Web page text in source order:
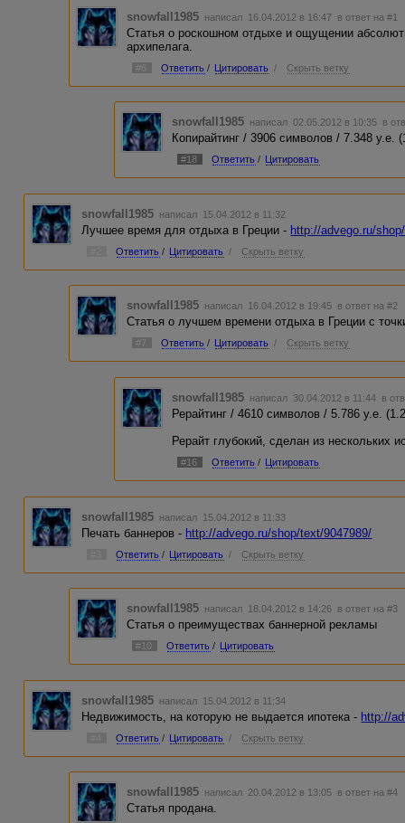
snowfall1985 написал 16.04.2012 в 16:47 в ответ на #1
Статья о роскошном отдыхе и ощущении
архипелага.
#6 Ответить / Цитировать / Скрыть ветку
snowfall1985 написал 02.05.2012 в 10:35 в
Копирайтинг / 3906 символов / 7.348 у.е.
#18 Ответить / Цитировать
snowfall1985 написал 15.04.2012 в 11:32
Лучшее время для отдыха в Греции - http://advego.ru/
Ответить / Цитировать / Скрыть ветку
snowfall1985 написал 16.04.2012 в 19:45 в ответ на #2
Статья о лучшем времени отдыха в Греции с
#7 Ответить / Цитировать / Скрыть ветку
snowfall1985 написал 30.04.2012 в 11:44 в
Рерайтинг / 4610 символов / 5.786 у.е.
Рерайт глубокий, сделан из нескольких
#16 Ответить / Цитировать
snowfall1985 написал 15.04.2012 в 11:33
Печать баннеров - http://advego.ru/shop/text/9047989/
Ответить / Цитировать / Скрыть ветку
snowfall1985 написал 18.04.2012 в 14:26 в ответ на #3
Статья о преимуществах баннерной рекламы
#10 Ответить / Цитировать
snowfall1985 написал 15.04.2012 в 11:34
Недвижимость, на которую не выдается ипотека - http://
Ответить / Цитировать / Скрыть ветку
snowfall1985 написал 20.04.2012 в 13:05 в ответ на #4
Статья продана.